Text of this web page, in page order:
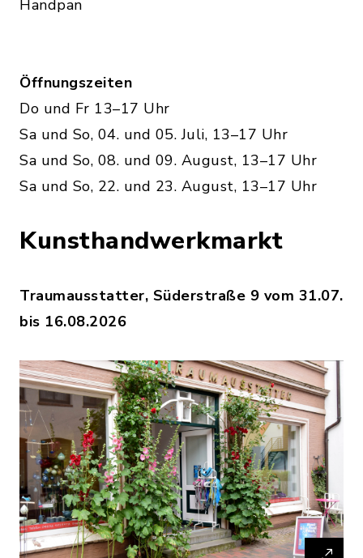
Handpan
Öffnungszeiten
Do und Fr 13–17 Uhr
Sa und So, 04. und 05. Juli, 13–17 Uhr
Sa und So, 08. und 09. August, 13–17 Uhr
Sa und So, 22. und 23. August, 13–17 Uhr
Kunsthandwerkmarkt
Traumausstatter, Süderstraße 9 vom 31.07.
bis 16.08.2026